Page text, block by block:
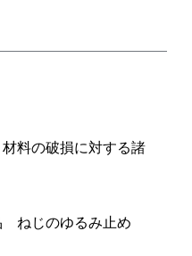
料の破損に対する諸
ねじのゆるみ止め